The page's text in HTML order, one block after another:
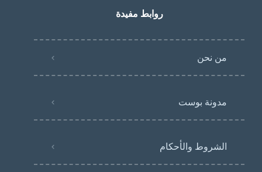
روابط مفيدة
من نحن
مدونة بوست
الشروط والأحكام